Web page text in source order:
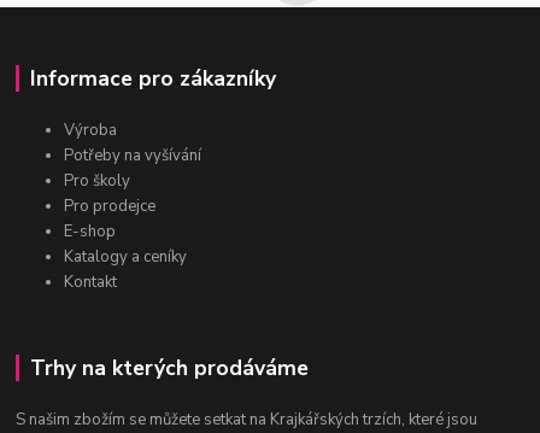
Informace pro zákazníky
Výroba
Potřeby na vyšívání
Pro školy
Pro prodejce
E-shop
Katalogy a ceníky
Kontakt
Trhy na kterých prodáváme
S našim zbožím se můžete setkat na Krajkářských trzích, které jsou